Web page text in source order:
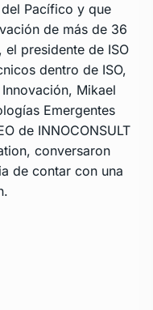
Pacífico y que
de más de 36
el presidente de ISO
dentro de ISO,
Mikael
Emergentes
de INNOCONSULT
conversaron
de contar con una